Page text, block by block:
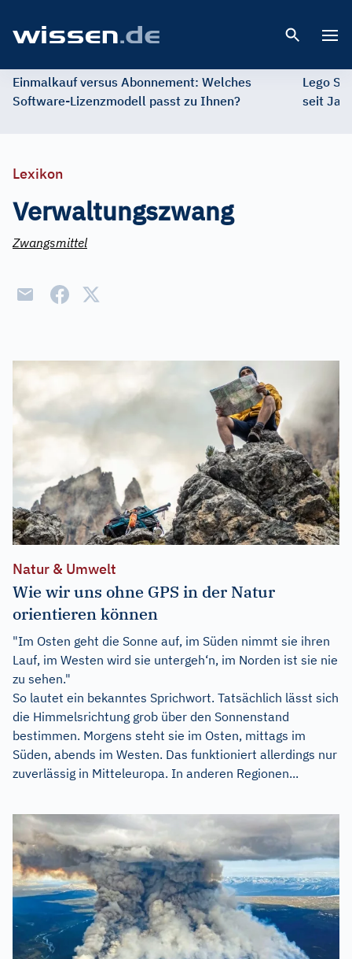
Einmalkauf versus Abonnement: Welches
Software-Lizenzmodell passt zu Ihnen?
Lego
seit
Lexikon
Verwaltungszwang
Zwangsmittel
Natur & Umwelt
Wie wir uns ohne GPS in der Natur
orientieren können
"Im Osten geht die Sonne auf, im Süden nimmt sie ihren
Lauf, im Westen wird sie untergeh‘n, im Norden ist sie nie
zu sehen."
So lautet ein bekanntes Sprichwort. Tatsächlich lässt sich
die Himmelsrichtung grob über den Sonnenstand
bestimmen. Morgens steht sie im Osten, mittags im
Süden, abends im Westen. Das funktioniert allerdings nur
zuverlässig in Mitteleuropa. In anderen Regionen...